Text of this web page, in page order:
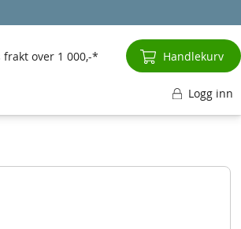
frakt over 1 000,- Handlekurv
Logg inn